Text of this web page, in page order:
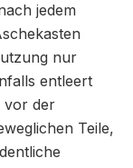
jedem
nur
entleert
vor der
Teile,